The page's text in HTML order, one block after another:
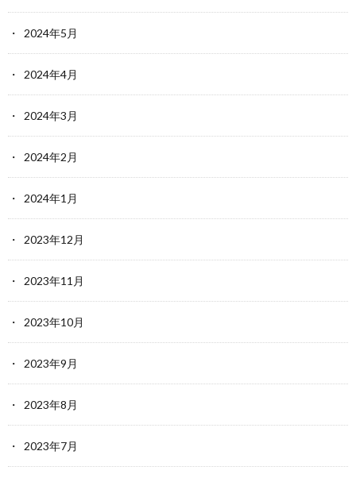
2024年5月
2024年4月
2024年3月
2024年2月
2024年1月
2023年12月
2023年11月
2023年10月
2023年9月
2023年8月
2023年7月